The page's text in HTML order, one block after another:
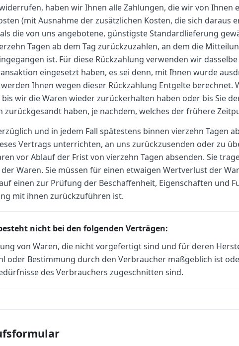
haben wir Ihnen alle Zahlungen, die wir von Ihnen
(mit Ausnahme der zusätzlichen Kosten, die sich daraus
die von uns angebotene, günstigste Standardlieferung
Tagen ab dem Tag zurückzuzahlen, an dem die
ist. Für diese Rückzahlung verwenden wir
eingesetzt haben, es sei denn, mit Ihnen wurde
Ihnen wegen dieser Rückzahlung Entgelte berechnet.
wir die Waren wieder zurückerhalten haben oder bis Sie
zurückgesandt haben, je nachdem, welches der frühere
und in jedem Fall spätestens binnen vierzehn Tagen
Vertrags unterrichten, an uns zurückzusenden oder zu
vor Ablauf der Frist von vierzehn Tagen absenden. Sie
Waren. Sie müssen für einen etwaigen Wertverlust der
einen zur Prüfung der Beschaffenheit, Eigenschaften und
mit ihnen zurückzuführen ist.
nicht bei den folgenden Verträgen:
von Waren, die nicht vorgefertigt sind und für deren
oder Bestimmung durch den Verbraucher maßgeblich ist
des Verbrauchers zugeschnitten sind.